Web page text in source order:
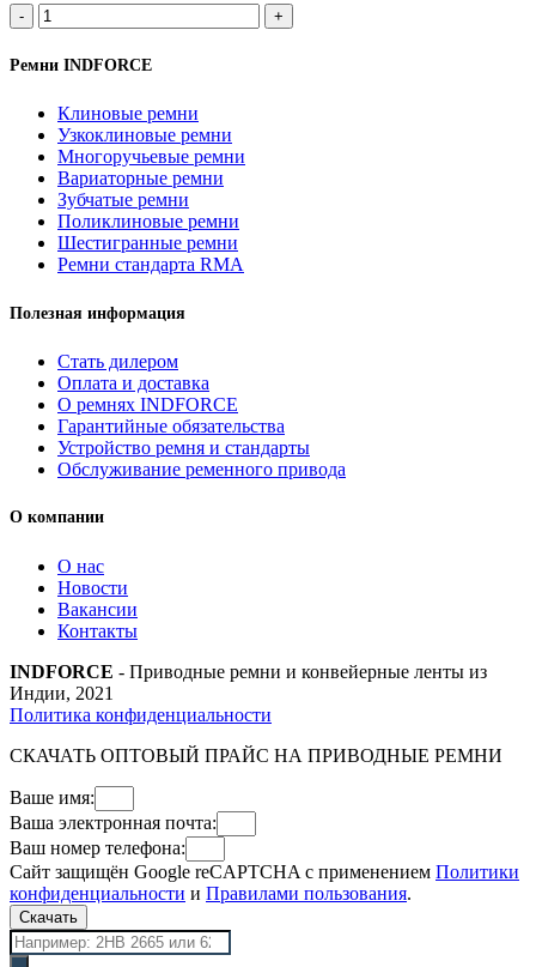
Количество
товара
2HB
2740Lp/
(РСМ
6201524)
ремень
многоручьевой
INDFORCE
Strongest
Ремни INDFORCE
Клиновые ремни
Узкоклиновые ремни
Многоручьевые ремни
Вариаторные ремни
Зубчатые ремни
Поликлиновые ремни
Шестигранные ремни
Ремни стандарта RMA
Полезная информация
Стать дилером
Оплата и доставка
О ремнях INDFORCE
Гарантийные обязательства
Устройство ремня и стандарты
Обслуживание ременного привода
О компании
О нас
Новости
Вакансии
Контакты
INDFORCE - Приводные ремни и конвейерные ленты из
Индии, 2021
Политика конфиденциальности
СКАЧАТЬ ОПТОВЫЙ ПРАЙС НА ПРИВОДНЫЕ РЕМНИ
Ваше имя:
Ваша электронная почта:
Ваш номер телефона:
Сайт защищён Google reCAPTCHA с применением Политики
конфиденциальности и Правилами пользования.
Скачать
Поиск
товаров